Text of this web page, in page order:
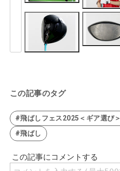
この記事のタグ
#飛ばしフェス2025＜ギア選び＞
#飛ばし